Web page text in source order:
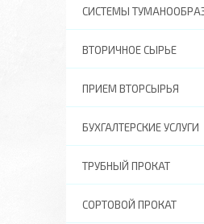
СИСТЕМЫ
ВТОРИЧНОЕ СЫРЬЕ
ПРИЕМ ВТОРСЫРЬЯ
БУХГАЛТЕРСКИЕ УСЛУГИ
ТРУБНЫЙ ПРОКАТ
СОРТОВОЙ ПРОКАТ